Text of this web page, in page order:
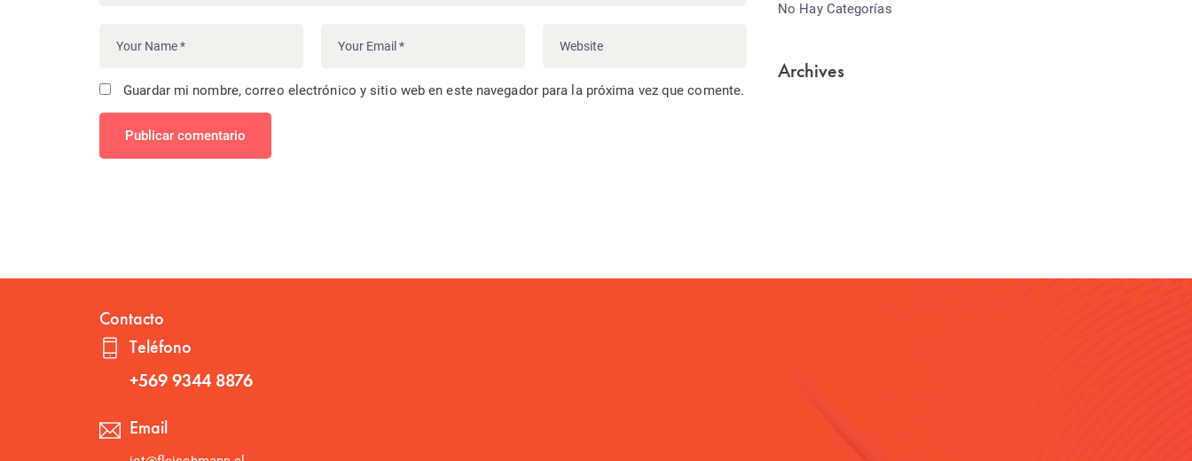
Guardar mi nombre, correo electrónico y sitio web en este navegador para la próxima vez que comente.
Publicar comentario
No Hay Categorías
Archives
Contacto
Teléfono
+569 9344 8876
Email